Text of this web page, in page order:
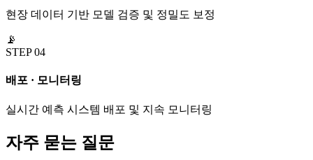
현장 데이터 기반 모델 검증 및 정밀도 보정
📡
STEP04
배포 · 모니터링
실시간 예측 시스템 배포 및 지속 모니터링
자주 묻는 질문